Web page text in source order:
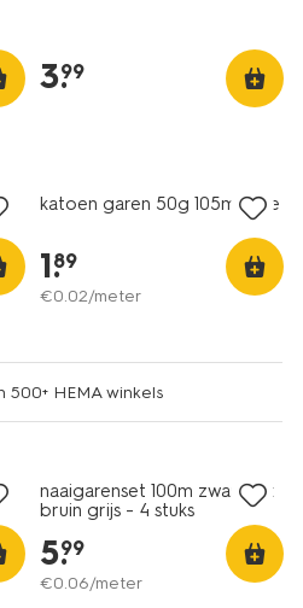
3.
99
katoen garen 50g 105m roze
1.
89
€0.02/meter
500+ HEMA winkels
naaigarenset 100m zwart wit
bruin grijs - 4 stuks
5.
99
€0.06/meter